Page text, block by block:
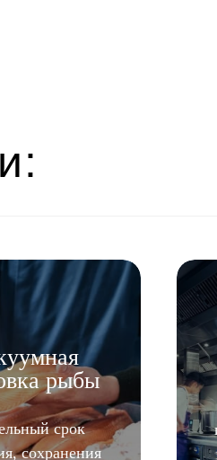
рыбы
срок
сохранения